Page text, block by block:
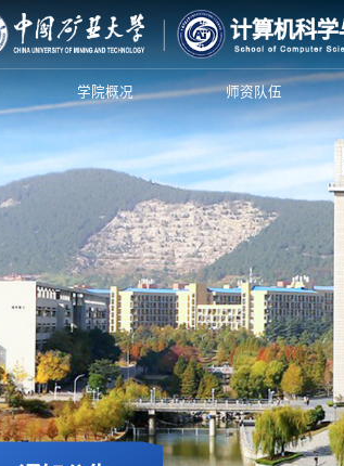
学院概况 师资队伍